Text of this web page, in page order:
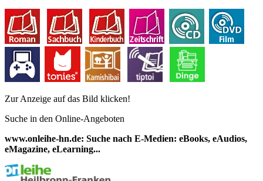
Zur Anzeige auf das Bild klicken!
Suche in den Online-Angeboten
www.onleihe-hn.de: Suche nach E-Medien: eBooks, eAudios,
eMagazine, eLearning...